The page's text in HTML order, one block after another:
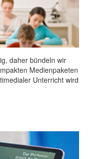
daher bündeln wir
Medienpaketen
Unterricht wird